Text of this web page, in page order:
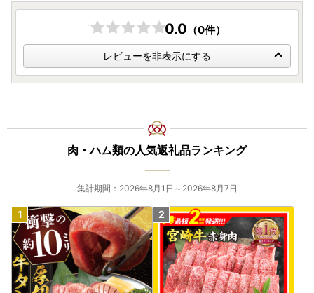
様事由による返送、劣化については、再送を承ることができ
ませんのでご了承ください。
・寄附者の都合（長期不在や転居先不明等）により返礼品が
お届けできず、配送業者の保管期限も切れてしまった場合
は、返礼品が破棄される場合がございますのでご注意くださ
い。
返礼品とは別に、入金確認後、お申込み時記載の寄附者様ご
住所に2週間程度で郵送いたします。
【ワンストップ特例申請書】
「希望する」にチェックをいただいた方に、寄附金受領証明
書とともにお送りいたします。
※寄附申込みのキャンセル、返礼品の変更・返品はできませ
ん。あらかじめご了承ください。
0.0 （0件）
レビューを非表示にする
肉・ハム類の人気返礼品ランキング
集計期間：2026年8月1日～2026年8月7日